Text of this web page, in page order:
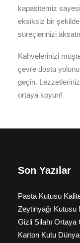
kapasitemiz
eksiksiz bir
süreçlerinizi
Kahvelerinizi
çevre dostu
geçin.
ortaya koyun!
Son Yazılar
Pasta Kutusu
Zeytinyağı Kutusu
Gizli Silahı Ortaya
Karton Kutu